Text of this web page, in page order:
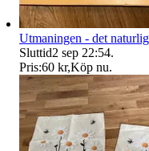
Utmaningen - det
Sluttid2 sep 22:54.
Pris:60 kr,Köp nu.